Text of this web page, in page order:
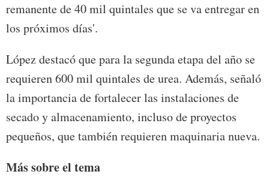
remanente de 40 mil quintales que se va entregar en
los próximos días'.
López destacó que para la segunda etapa del año se
requieren 600 mil quintales de urea. Además, señaló
la importancia de fortalecer las instalaciones de
secado y almacenamiento, incluso de proyectos
pequeños, que también requieren maquinaria nueva.
Más sobre el tema